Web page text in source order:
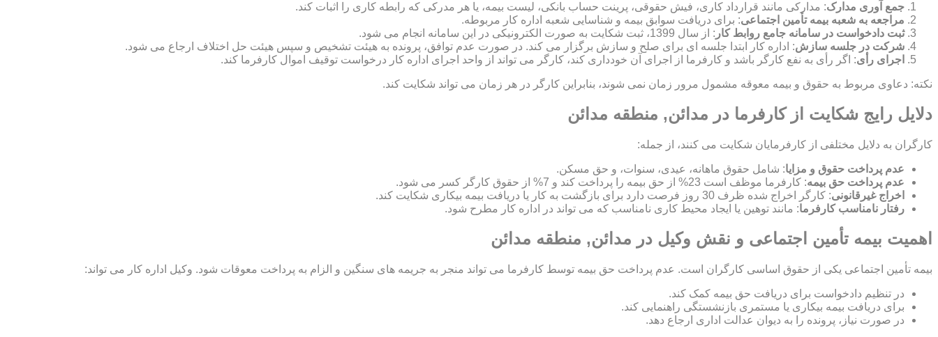
جمع آوری مدارک: مدارکی مانند قرارداد کاری، فیش حقوقی، پرینت حساب بانکی، لیست بیمه، یا هر مدرکی که رابطه کاری را اثبات کند.
مراجعه به شعبه بیمه تأمین اجتماعی: برای دریافت سوابق بیمه و شناسایی شعبه اداره کار مربوطه.
ثبت دادخواست در سامانه جامع روابط کار : از سال 1399، ثبت شکایت به صورت الکترونیکی در این سامانه انجام می شود.
شرکت در جلسه سازش: اداره کار ابتدا جلسه ای برای صلح و سازش برگزار می کند. در صورت عدم توافق، پرونده به هیئت تشخیص و سپس هیئت حل اختلاف ارجاع می شود.
اجرای رأی: اگر رأی به نفع کارگر باشد و کارفرما از اجرای آن خودداری کند، کارگر می تواند از واحد اجرای اداره کار درخواست توقیف اموال کارفرما کند.
نکته: دعاوی مربوط به حقوق و بیمه معوقه مشمول مرور زمان نمی شوند، بنابراین کارگر در هر زمان می تواند شکایت کند.
دلایل رایج شکایت از کارفرما در مدائن, منطقه مدائن
کارگران به دلایل مختلفی از کارفرمایان شکایت می کنند، از جمله:
عدم پرداخت حقوق و مزایا: شامل حقوق ماهانه، عیدی، سنوات، و حق مسکن.
عدم پرداخت حق بیمه: کارفرما موظف است 23% از حق بیمه را پرداخت کند و 7% از حقوق کارگر کسر می شود.
اخراج غیرقانونی: کارگر اخراج شده ظرف 30 روز فرصت دارد برای بازگشت به کار یا دریافت بیمه بیکاری شکایت کند.
رفتار نامناسب کارفرما: مانند توهین یا ایجاد محیط کاری نامناسب که می تواند در اداره کار مطرح شود.
اهمیت بیمه تأمین اجتماعی و نقش وکیل در مدائن, منطقه مدائن
بیمه تأمین اجتماعی یکی از حقوق اساسی کارگران است. عدم پرداخت حق بیمه توسط کارفرما می تواند منجر به جریمه های سنگین و الزام به پرداخت معوقات شود. وکیل اداره کار می تواند:
در تنظیم دادخواست برای دریافت حق بیمه کمک کند.
برای دریافت بیمه بیکاری یا مستمری بازنشستگی راهنمایی کند.
در صورت نیاز، پرونده را به دیوان عدالت اداری ارجاع دهد.